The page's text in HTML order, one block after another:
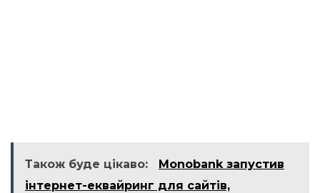
Також буде цікаво:
Monobank запустив
інтернет-еквайринг для сайтів,